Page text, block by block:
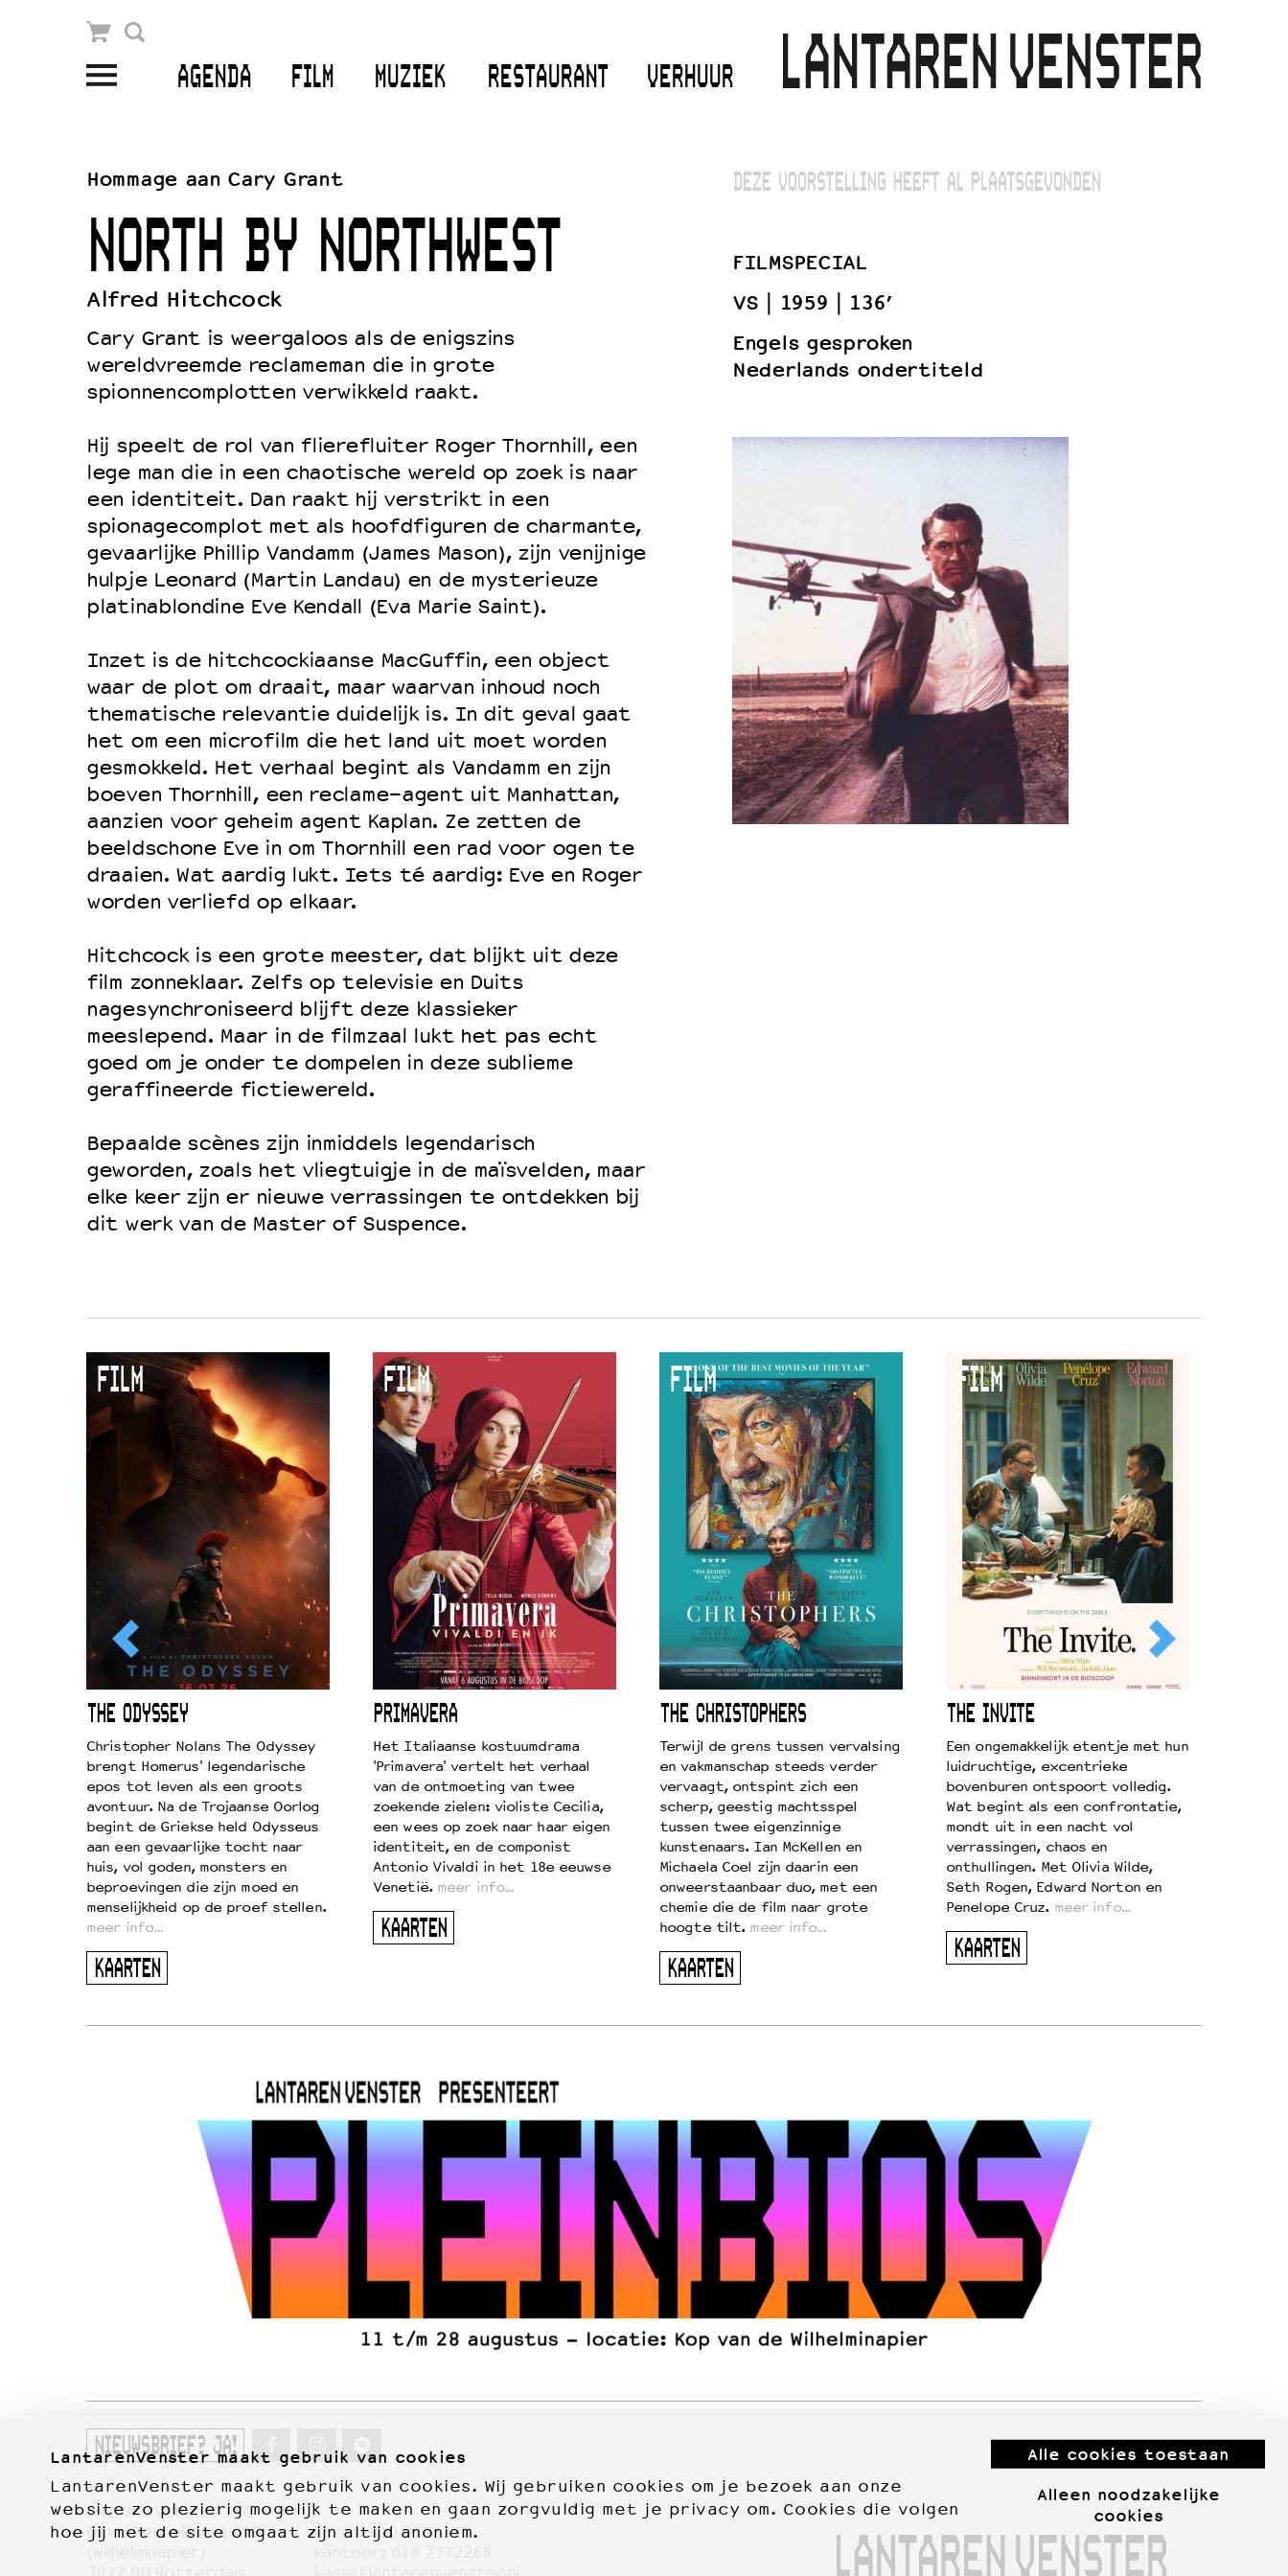
LantarenVenster maakt gebruik van cookies
LantarenVenster maakt gebruik van cookies. Wij gebruiken cookies om je bezoek aan onze
website zo plezierig mogelijk te maken en gaan zorgvuldig met je privacy om. Cookies die volgen
hoe jij met de site omgaat zijn altijd anoniem.
Alle cookies toestaan
Alleen noodzakelijke
cookies
AGENDA FILM MUZIEK RESTAURANT VERHUUR
Winkelmandje
Openingstijden & contact
Kaartverkoop
EDUCATIE
Schoolvoorstellingen
Filmprogramma’s Primair Onderwijs
Speciale educatieprogramma’s
OVER LANTARENVENSTER
Wat we doen
Werken bij
Wie is wie
Word vriend
Historie
Partners
Huisregels
Privacyverklaring
Integriteits- en gedragscode
Duurzaamheid
Culturele boycot Israël
Ruimte voor artistieke vrijheid – VNPF
Hommage aan Cary Grant
NORTH BY NORTHWEST
Alfred Hitchcock
Cary Grant is weergaloos als de enigszins
wereldvreemde reclameman die in grote
spionnencomplotten verwikkeld raakt.
Hij speelt de rol van flierefluiter Roger Thornhill, een
lege man die in een chaotische wereld op zoek is naar
een identiteit. Dan raakt hij verstrikt in een
spionagecomplot met als hoofdfiguren de charmante,
gevaarlijke Phillip Vandamm (James Mason), zijn venijnige
hulpje Leonard (Martin Landau) en de mysterieuze
platinablondine Eve Kendall (Eva Marie Saint).
Inzet is de hitchcockiaanse MacGuffin, een object
waar de plot om draait, maar waarvan inhoud noch
thematische relevantie duidelijk is. In dit geval gaat
het om een microfilm die het land uit moet worden
gesmokkeld. Het verhaal begint als Vandamm en zijn
boeven Thornhill, een reclame-agent uit Manhattan,
aanzien voor geheim agent Kaplan. Ze zetten de
beeldschone Eve in om Thornhill een rad voor ogen te
draaien. Wat aardig lukt. Iets té aardig: Eve en Roger
worden verliefd op elkaar.
Hitchcock is een grote meester, dat blijkt uit deze
film zonneklaar. Zelfs op televisie en Duits
nagesynchroniseerd blijft deze klassieker
meeslepend. Maar in de filmzaal lukt het pas echt
goed om je onder te dompelen in deze sublieme
geraffineerde fictiewereld.
Bepaalde scènes zijn inmiddels legendarisch
geworden, zoals het vliegtuigje in de maïsvelden, maar
elke keer zijn er nieuwe verrassingen te ontdekken bij
dit werk van de Master of Suspence.
DEZE VOORSTELLING HEEFT AL PLAATSGEVONDEN
FILMSPECIAL
VS
1959
136’
Engels gesproken
Nederlands ondertiteld
FILM
THE ODYSSEY
Christopher Nolans The Odyssey
brengt Homerus' legendarische
epos tot leven als een groots
avontuur. Na de Trojaanse Oorlog
begint de Griekse held Odysseus
aan een gevaarlijke tocht naar
huis, vol goden, monsters en
beproevingen die zijn moed en
menselijkheid op de proef stellen.
meer info…
KAARTEN
FILM
PRIMAVERA
Het Italiaanse kostuumdrama
'Primavera' vertelt het verhaal
van de ontmoeting van twee
zoekende zielen: violiste Cecilia,
een wees op zoek naar haar eigen
identiteit, en de componist
Antonio Vivaldi in het 18e eeuwse
Venetië. meer info…
KAARTEN
FILM
THE CHRISTOPHERS
Terwijl de grens tussen vervalsing
en vakmanschap steeds verder
vervaagt, ontspint zich een
scherp, geestig machtsspel
tussen twee eigenzinnige
kunstenaars. Ian McKellen en
Michaela Coel zijn daarin een
onweerstaanbaar duo, met een
chemie die de film naar grote
hoogte tilt. meer info…
KAARTEN
FILM
THE INVITE
Een ongemakkelijk etentje met hun
luidruchtige, excentrieke
bovenburen ontspoort volledig.
Wat begint als een confrontatie,
mondt uit in een nacht vol
verrassingen, chaos en
onthullingen. Met Olivia Wilde,
Seth Rogen, Edward Norton en
Penelope Cruz. meer info…
KAARTEN
NIEUWSBRIEF? JA!
PRIVACYVERKLARING
Otto Reuchlinweg 996
kassa:010 2772277